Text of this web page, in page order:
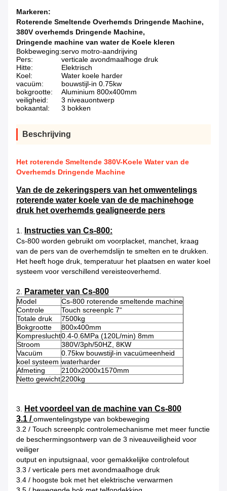
Markeren:
Roterende Smeltende Overhemds Dringende Machine,
380V overhemds Dringende Machine,
Dringende machine van water de Koele kleren
Bokbeweging:servo motro-aandrijving
Pers:
verticale avondmaalhoge druk
Hitte:
Elektrisch
Koel:
Water koele harder
vacuüm:
bouwstijl-in 0.75kw
bokgrootte:
Aluminium 800x400mm
veiligheid:
3 niveauontwerp
bokaantal:
3 bokken
Beschrijving
Het roterende Smeltende 380V-Koele Water van de
Overhemds Dringende Machine
Van de de zekeringspers van het omwentelings
roterende water koele van de de machinehoge
druk het overhemds gealigneerde pers
1. Instructies van Cs-800:
Cs-800 worden gebruikt om voorplacket, manchet, kraag
van de pers van de overhemdslijn te smelten en te drukken.
Het heeft hoge druk, temperatuur het plaatsen en water koel
systeem voor verschillend vereisteoverhemd.
2. Parameter van Cs-800
Model
Cs-800 roterende smeltende machine
Controle
Touch screenplc 7“
Totale druk
7500kg
Bokgrootte
800x400mm
Kompreslucht0.4-0.6MPa (120L/min) 8mm
Stroom
380V/3ph/50HZ, 8KW
Vacuüm
0.75kw bouwstijl-in vacuümeenheid
koel systeem waterharder
Afmeting
2100x2000x1570mm
Netto gewicht2200kg
3. Het voordeel van de machine van Cs-800
3.1 / omwentelingstype van bokbeweging
3.2 / Touch screenplc controlemechanisme met meer functie
de beschermingsontwerp van de 3 niveauveiligheid voor
veiliger
output en inputsignaal, voor gemakkelijke controlefout
3.3 / verticale pers met avondmaalhoge druk
3.4 / hoogste bok met het elektrische verwarmen